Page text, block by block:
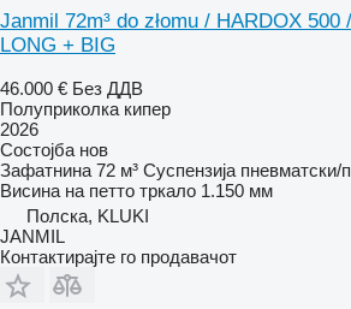
Janmil 72m³ do złomu / HARDOX 500
LONG + BIG
46.000 € Без ДДВ
Полуприколка кипер
2026
Состојба нов
Зафатнина 72 м³ Суспензија пневматски/
Висина на петто тркало 1.150 мм
Полска, KLUKI
JANMIL
Контактирајте го продавачот